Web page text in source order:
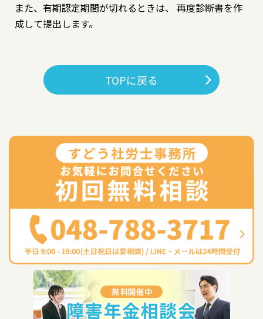
また、有期認定期間が切れるときは、 再度診断書を作
成して提出します。
TOPに戻る